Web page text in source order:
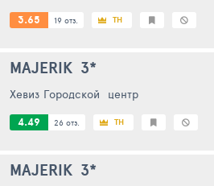
3.65
19 отз. TH
MAJERIK 3*
Хевиз Городской
центр
4.49
26 отз. TH
MAJERIK 3*